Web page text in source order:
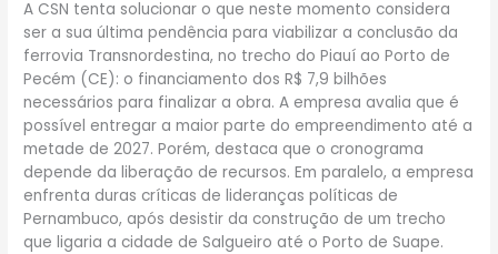
A CSN tenta solucionar o que neste momento considera
ser a sua última pendência para viabilizar a conclusão da
ferrovia Transnordestina, no trecho do Piauí ao Porto de
Pecém (CE): o financiamento dos R$ 7,9 bilhões
necessários para finalizar a obra. A empresa avalia que é
possível entregar a maior parte do empreendimento até a
metade de 2027. Porém, destaca que o cronograma
depende da liberação de recursos. Em paralelo, a empresa
enfrenta duras críticas de lideranças políticas de
Pernambuco, após desistir da construção de um trecho
que ligaria a cidade de Salgueiro até o Porto de Suape.